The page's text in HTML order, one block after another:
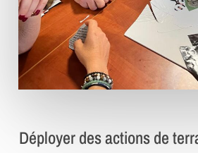
Déployer des actions de